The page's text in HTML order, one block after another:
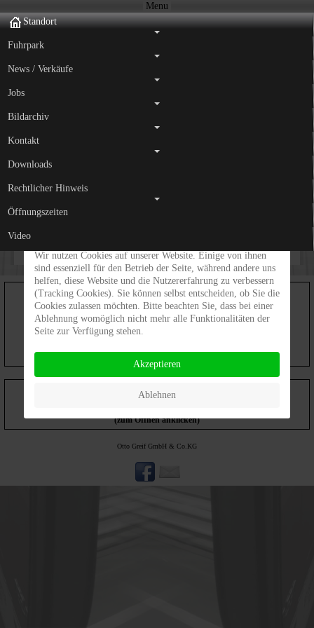
Menu
Standort
Fuhrpark
News / Verkäufe
Jobs
Bildarchiv
Kontakt
Downloads
Rechtlicher Hinweis
Öffnungszeiten
Video
Deutsche
(zum Öffnen anklicken)
Otto Greif GmbH & Co.KG
Wir nutzen Cookies auf unserer Website. Einige von ihnen
sind essenziell für den Betrieb der Seite, während andere uns
helfen, diese Website und die Nutzererfahrung zu verbessern
(Tracking Cookies). Sie können selbst entscheiden, ob Sie die
Cookies zulassen möchten. Bitte beachten Sie, dass bei einer
Ablehnung womöglich nicht mehr alle Funktionalitäten der
Seite zur Verfügung stehen.
Akzeptieren
Ablehnen